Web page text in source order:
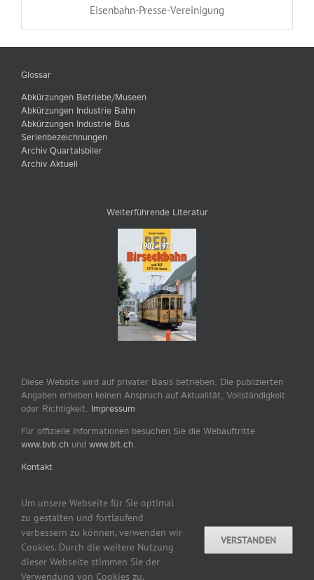
Eisenbahn-Presse-Vereinigung
Glossar
Abkürzungen Betriebe/Museen
Abkürzungen Industrie Bahn
Abkürzungen Industrie Bus
Serienbezeichnungen
Archiv Quartalsbiler
Archiv Aktuell
Weiterführende Literatur
Diese Website wird auf privater Basis betrieben. Die publizierten
Angaben erheben keinen Anspruch auf Aktualität, Vollständigkeit
oder Richtigkeit. Impressum
Für offizielle Informationen besuchen Sie die Webauftritte
www.bvb.ch und www.blt.ch.
Kontakt
Copyright © 2007–2026 by tram-bus-basel.ch / Dominik
Madörin, CH-Ettingen www.tram-bus-basel.ch Alle Rechte
vorbehalten.
Um unsere Webseite für Sie optimal
zu gestalten und fortlaufend
verbessern zu können, verwenden wir
Cookies. Durch die weitere Nutzung
dieser Webseite stimmen Sie der
Verwendung von Cookies zu.
VERSTANDEN